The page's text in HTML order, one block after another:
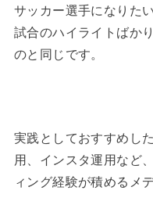
サッカー選手になりた
試合のハイライトばか
のと同じです。
実践としておすすめし
用、インスタ運用など
ィング経験が積めるメ